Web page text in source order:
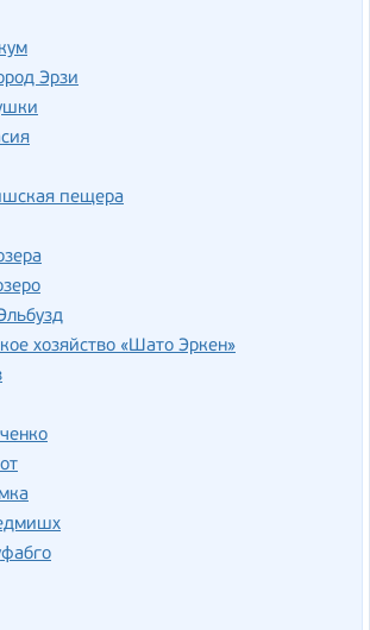
Эрзи
пещера
хозяйство «Шато Эркен»